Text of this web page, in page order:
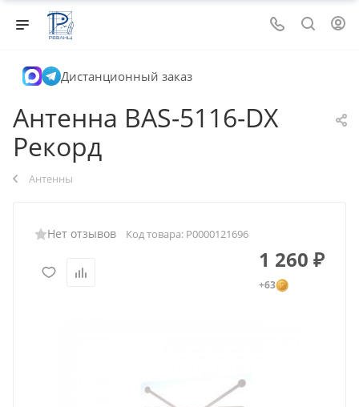
Дистанционный заказ
Антенна BAS-5116-DX
Рекорд
Антенны
Нет отзывов Код товара: Р0000121696
1 260 ₽
+63